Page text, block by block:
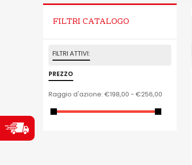
FILTRI CATALOGO
FILTRI ATTIVI:
PREZZO
Raggio d'azione: €198,00 - €256,00